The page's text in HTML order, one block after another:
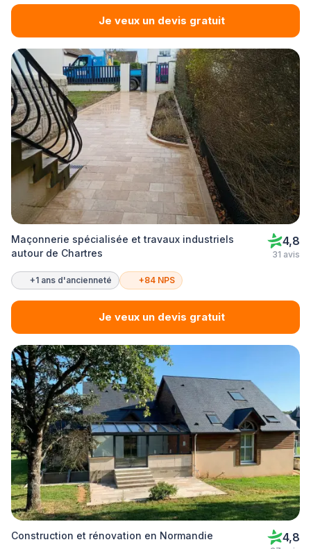
Je veux un devis gratuit
Maçonnerie spécialisée et travaux industriels
autour de Chartres
4,8
31 avis
+1 ans d'ancienneté +84 NPS
Je veux un devis gratuit
Construction et rénovation en Normandie 4,8